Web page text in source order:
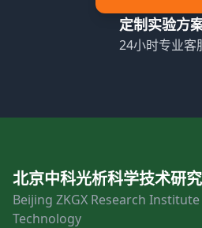
定制实验方
24小时专业客
北京中科光析科学技术研
Beijing ZKGX Research
Technology